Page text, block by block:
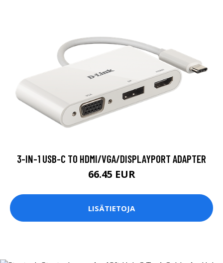
3-IN-1 USB-C TO HDMI/VGA/DISPLAYPORT ADAPTER
66.45 EUR
LISÄTIETOJA